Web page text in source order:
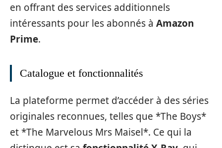
en offrant des services additionnels
intéressants pour les abonnés à Amazon
Prime.
Catalogue et fonctionnalités
La plateforme permet d’accéder à des séries
originales reconnues, telles que *The Boys*
et *The Marvelous Mrs Maisel*. Ce qui la